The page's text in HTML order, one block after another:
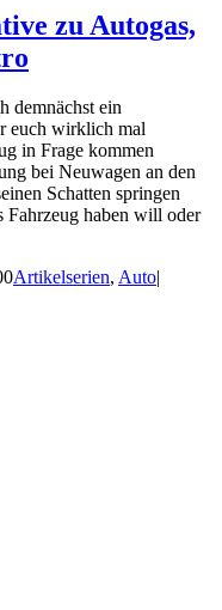
zu Autogas,
demnächst ein
euch wirklich mal
in Frage kommen
bei Neuwagen an den
Schatten springen
Fahrzeug haben will oder
Artikelserien, Auto|